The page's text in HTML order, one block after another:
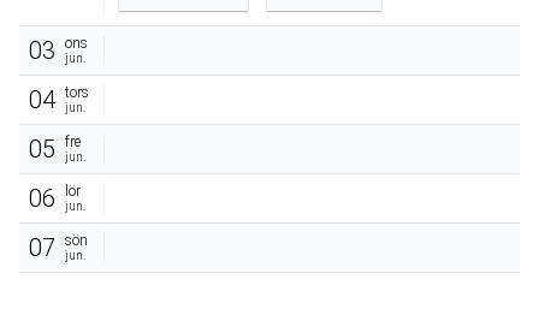
03 ons
jun.
04 tors
jun.
05 fre
jun.
06 lör
jun.
07 sön
jun.